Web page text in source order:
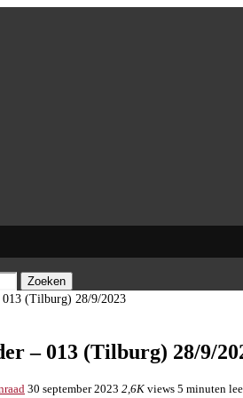
Zoeken
(Tilburg) 28/9/2023
– 013 (Tilburg) 28/9/
30 september 2023 2,6K views 5 minuten